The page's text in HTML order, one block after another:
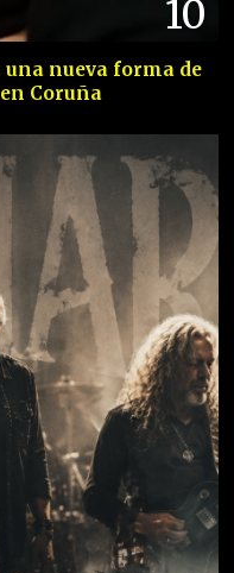
10
nueva forma de
Coruña